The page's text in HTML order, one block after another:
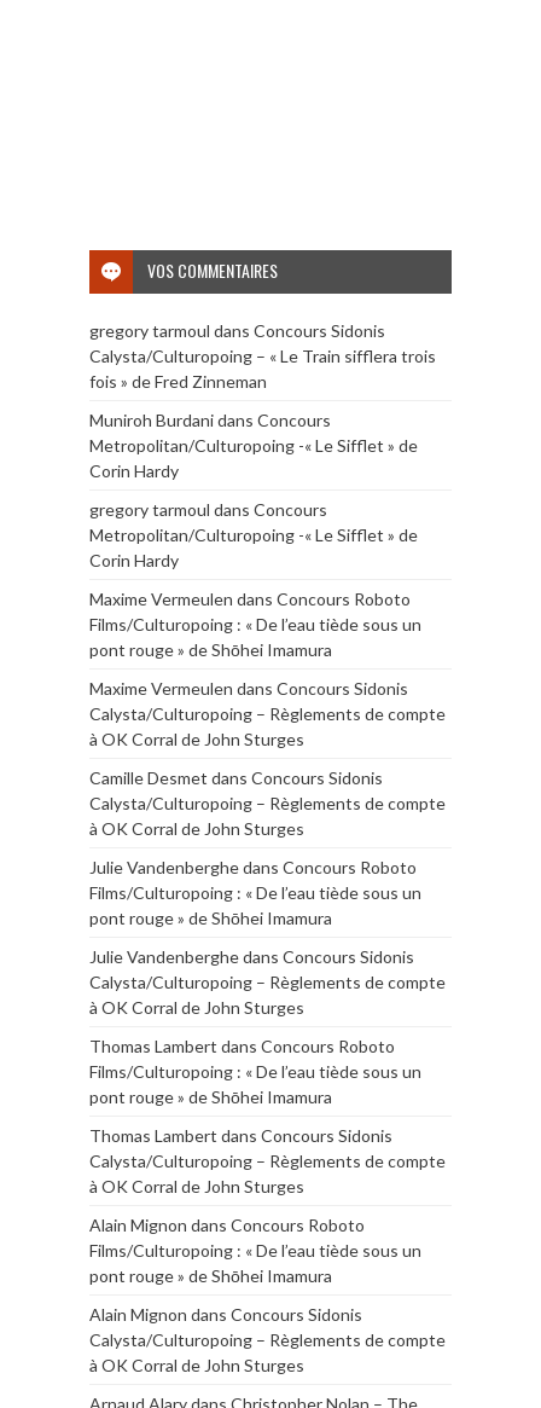
VOS COMMENTAIRES
gregory tarmoul dans Concours Sidonis
Calysta/Culturopoing – « Le Train sifflera trois
fois » de Fred Zinneman
Muniroh Burdanidans Concours
Metropolitan/Culturopoing -« Le Sifflet » de
Corin Hardy
gregory tarmoul dans Concours
Metropolitan/Culturopoing -« Le Sifflet » de
Corin Hardy
Maxime Vermeulen dans Concours Roboto
Films/Culturopoing : « De l’eau tiède sous un
pont rouge » de Shōhei Imamura
Maxime Vermeulen dans Concours Sidonis
Calysta/Culturopoing – Règlements de compte
à OK Corral de John Sturges
Camille Desmet dans Concours Sidonis
Calysta/Culturopoing – Règlements de compte
à OK Corral de John Sturges
Julie Vandenberghedans Concours Roboto
Films/Culturopoing : « De l’eau tiède sous un
pont rouge » de Shōhei Imamura
Julie Vandenberghedans Concours Sidonis
Calysta/Culturopoing – Règlements de compte
à OK Corral de John Sturges
Thomas Lambert dans Concours Roboto
Films/Culturopoing : « De l’eau tiède sous un
pont rouge » de Shōhei Imamura
Thomas Lambert dans Concours Sidonis
Calysta/Culturopoing – Règlements de compte
à OK Corral de John Sturges
Alain Mignon dans Concours Roboto
Films/Culturopoing : « De l’eau tiède sous un
pont rouge » de Shōhei Imamura
Alain Mignon dans Concours Sidonis
Calysta/Culturopoing – Règlements de compte
à OK Corral de John Sturges
Arnaud Alarydans Christopher Nolan – The